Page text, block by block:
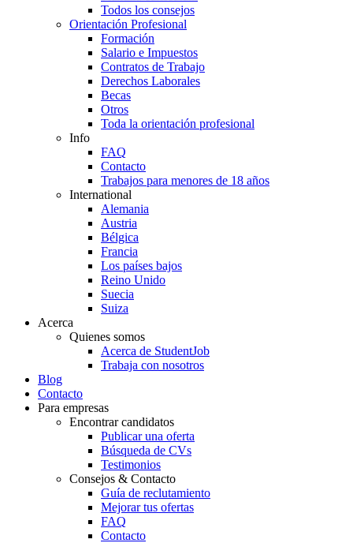
Todos los consejos
Orientación Profesional
Formación
Salario e Impuestos
Contratos de Trabajo
Derechos Laborales
Becas
Otros
Toda la orientación profesional
Info
FAQ
Contacto
Trabajos para menores de 18 años
International
Alemania
Austria
Bélgica
Francia
Los países bajos
Reino Unido
Suecia
Suiza
Acerca
Quienes somos
Acerca de StudentJob
Trabaja con nosotros
Blog
Contacto
Para empresas
Encontrar candidatos
Publicar una oferta
Búsqueda de CVs
Testimonios
Consejos & Contacto
Guía de reclutamiento
Mejorar tus ofertas
FAQ
Contacto